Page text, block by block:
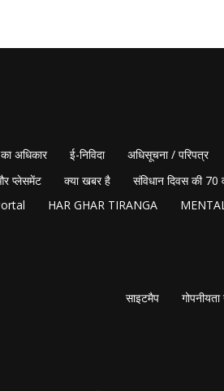
अधिकार ई-निविदा अधिसूचना / परिपत्र
प्लेसमेंट क्या खबर है संविधान दिवस की 70
HAR GHAR TIRANGA
साइटमैप गोपनीयता